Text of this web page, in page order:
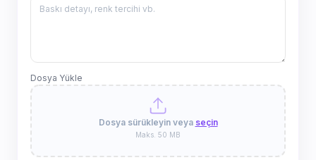
Dosya Yükle
Dosya sürükleyin veya seçin
Maks. 50 MB